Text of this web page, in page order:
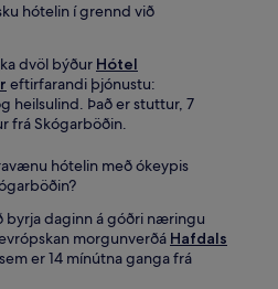
hótelin í grennd við
dvöl býður Hótel
eftirfarandi þjónustu:
heilsulind. Það er stuttur, 7
frá Skógarböðin.
hótelin með ókeypis
byrja daginn á góðri næringu
morgunverðá Hafdals
er 14 mínútna ganga frá